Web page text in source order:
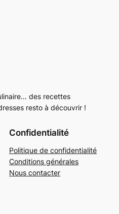
des recettes
resto à découvrir !
Confidentialité
Politique de confidentialité
Conditions générales
Nous contacter